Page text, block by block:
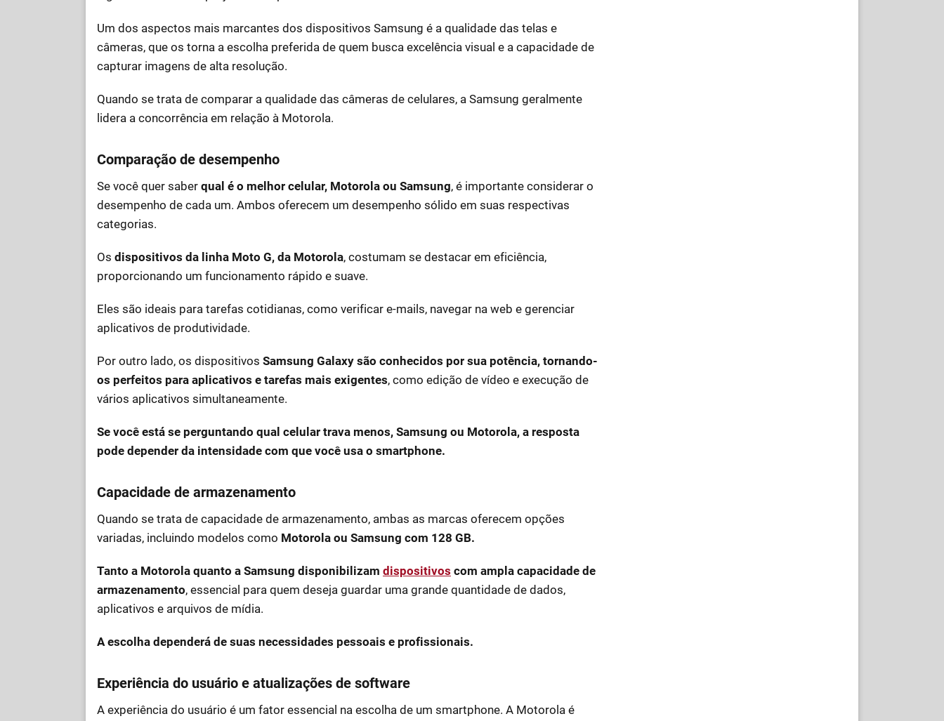
Um dos aspectos mais marcantes dos dispositivos Samsung é a qualidade das telas e
câmeras, que os torna a escolha preferida de quem busca excelência visual e a capacidade de
capturar imagens de alta resolução.
Quando se trata de comparar a qualidade das câmeras de celulares, a Samsung geralmente
lidera a concorrência em relação à Motorola.
Comparação de desempenho
Se você quer saber qual é o melhor celular, Motorola ou Samsung, é importante considerar o
desempenho de cada um. Ambos oferecem um desempenho sólido em suas respectivas
categorias.
Os dispositivos da linha Moto G, da Motorola, costumam se destacar em eficiência,
proporcionando um funcionamento rápido e suave.
Eles são ideais para tarefas cotidianas, como verificar e-mails, navegar na web e gerenciar
aplicativos de produtividade.
Por outro lado, os dispositivos Samsung Galaxy são conhecidos por sua potência, tornando-
os perfeitos para aplicativos e tarefas mais exigentes, como edição de vídeo e execução de
vários aplicativos simultaneamente.
Se você está se perguntando qual celular trava menos, Samsung ou Motorola, a resposta
pode depender da intensidade com que você usa o smartphone.
Capacidade de armazenamento
Quando se trata de capacidade de armazenamento, ambas as marcas oferecem opções
variadas, incluindo modelos como Motorola ou Samsung com 128 GB.
Tanto a Motorola quanto a Samsung disponibilizam dispositivos com ampla capacidade de
armazenamento, essencial para quem deseja guardar uma grande quantidade de dados,
aplicativos e arquivos de mídia.
A escolha dependerá de suas necessidades pessoais e profissionais.
Experiência do usuário e atualizações de software
A experiência do usuário é um fator essencial na escolha de um smartphone. A Motorola é